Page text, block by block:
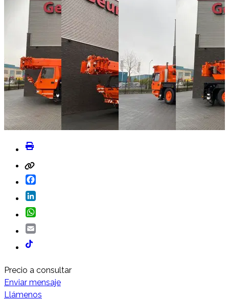
Precio a consultar
Enviar mensaje
Llámenos